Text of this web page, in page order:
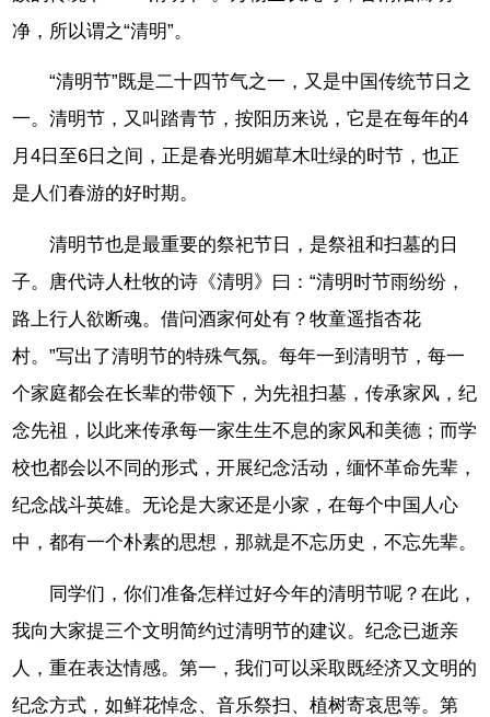
净，所以谓之“清明”。
“清明节”既是二十四节气之一，又是中国传统节日之
一。清明节，又叫踏青节，按阳历来说，它是在每年的4
月4日至6日之间，正是春光明媚草木吐绿的时节，也正
是人们春游的好时期。
清明节也是最重要的祭祀节日，是祭祖和扫墓的日
子。唐代诗人杜牧的诗《清明》曰：“清明时节雨纷纷，
路上行人欲断魂。借问酒家何处有？牧童遥指杏花
村。”写出了清明节的特殊气氛。每年一到清明节，每一
个家庭都会在长辈的带领下，为先祖扫墓，传承家风，纪
念先祖，以此来传承每一家生生不息的家风和美德；而学
校也都会以不同的形式，开展纪念活动，缅怀革命先辈，
纪念战斗英雄。无论是大家还是小家，在每个中国人心
中，都有一个朴素的思想，那就是不忘历史，不忘先辈。
同学们，你们准备怎样过好今年的清明节呢？在此，
我向大家提三个文明简约过清明节的建议。纪念已逝亲
人，重在表达情感。第一，我们可以采取既经济又文明的
纪念方式，如鲜花悼念、音乐祭扫、植树寄哀思等。第